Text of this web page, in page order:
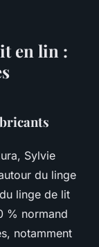
en lin :
Sylvie
du linge
linge de lit
% normand
notamment